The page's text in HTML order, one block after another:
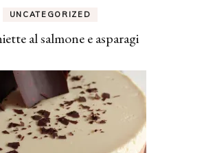
UNCATEGORIZED
al salmone e asparagi